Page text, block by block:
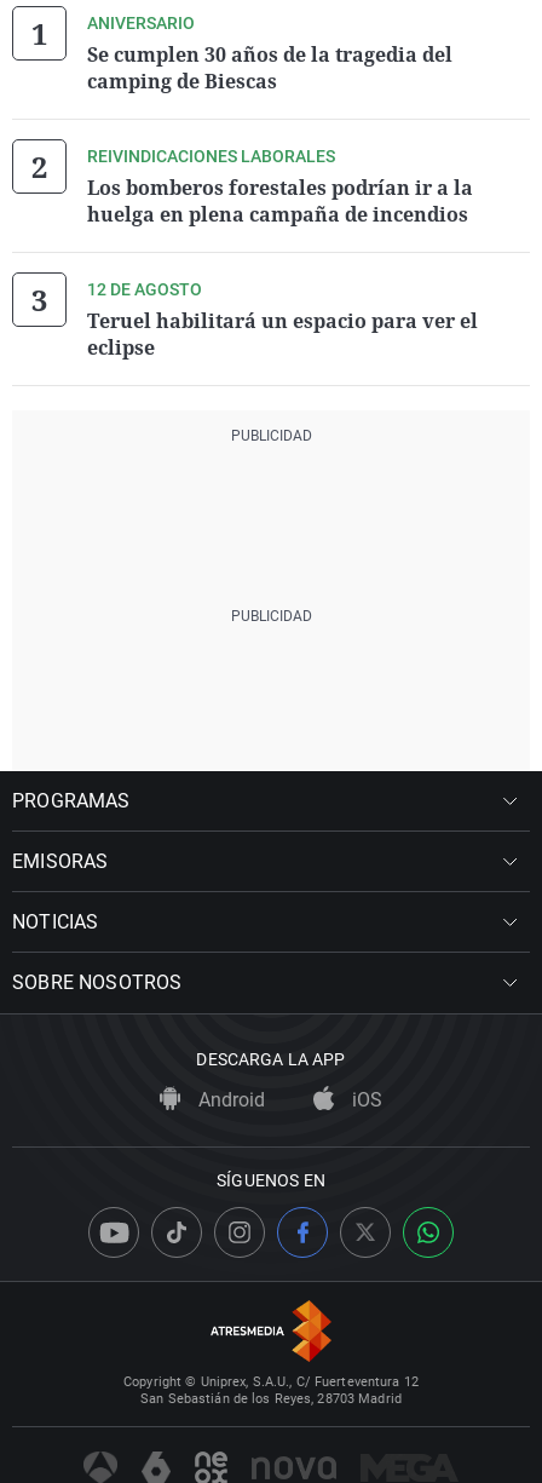
ANIVERSARIO
Se cumplen 30 años de la tragedia del
camping de Biescas
REIVINDICACIONES LABORALES
Los bomberos forestales podrían ir a la
huelga en plena campaña de incendios
12 DE AGOSTO
Teruel habilitará un espacio para ver el
eclipse
PROGRAMAS
EMISORAS
NOTICIAS
SOBRE NOSOTROS
DESCARGA LA APP
Android iOS
SÍGUENOS EN
Copyright © Uniprex, S.A.U., C/ Fuerteventura 12
San Sebastián de los Reyes, 28703 Madrid